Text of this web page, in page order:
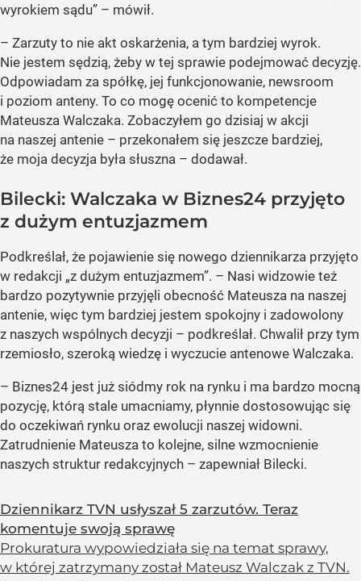
wyrokiem sądu” – mówił.
– Zarzuty to nie akt oskarżenia, a tym bardziej wyrok.
Nie jestem sędzią, żeby w tej sprawie podejmować decyzję.
Odpowiadam za spółkę, jej funkcjonowanie, newsroom
i poziom anteny. To co mogę ocenić to kompetencje
Mateusza Walczaka. Zobaczyłem go dzisiaj w akcji
na naszej antenie – przekonałem się jeszcze bardziej,
że moja decyzja była słuszna – dodawał.
Bilecki: Walczaka w Biznes24 przyjęto
z dużym entuzjazmem
Podkreślał, że pojawienie się nowego dziennikarza przyjęto
w redakcji „z dużym entuzjazmem”. – Nasi widzowie też
bardzo pozytywnie przyjęli obecność Mateusza na naszej
antenie, więc tym bardziej jestem spokojny i zadowolony
z naszych wspólnych decyzji – podkreślał. Chwalił przy tym
rzemiosło, szeroką wiedzę i wyczucie antenowe Walczaka.
– Biznes24 jest już siódmy rok na rynku i ma bardzo mocną
pozycję, którą stale umacniamy, płynnie dostosowując się
do oczekiwań rynku oraz ewolucji naszej widowni.
Zatrudnienie Mateusza to kolejne, silne wzmocnienie
naszych struktur redakcyjnych – zapewniał Bilecki.
Dziennikarz TVN usłyszał 5 zarzutów. Teraz
komentuje swoją sprawę
Prokuratura wypowiedziała się na temat sprawy,
w której zatrzymany został Mateusz Walczak z TVN.